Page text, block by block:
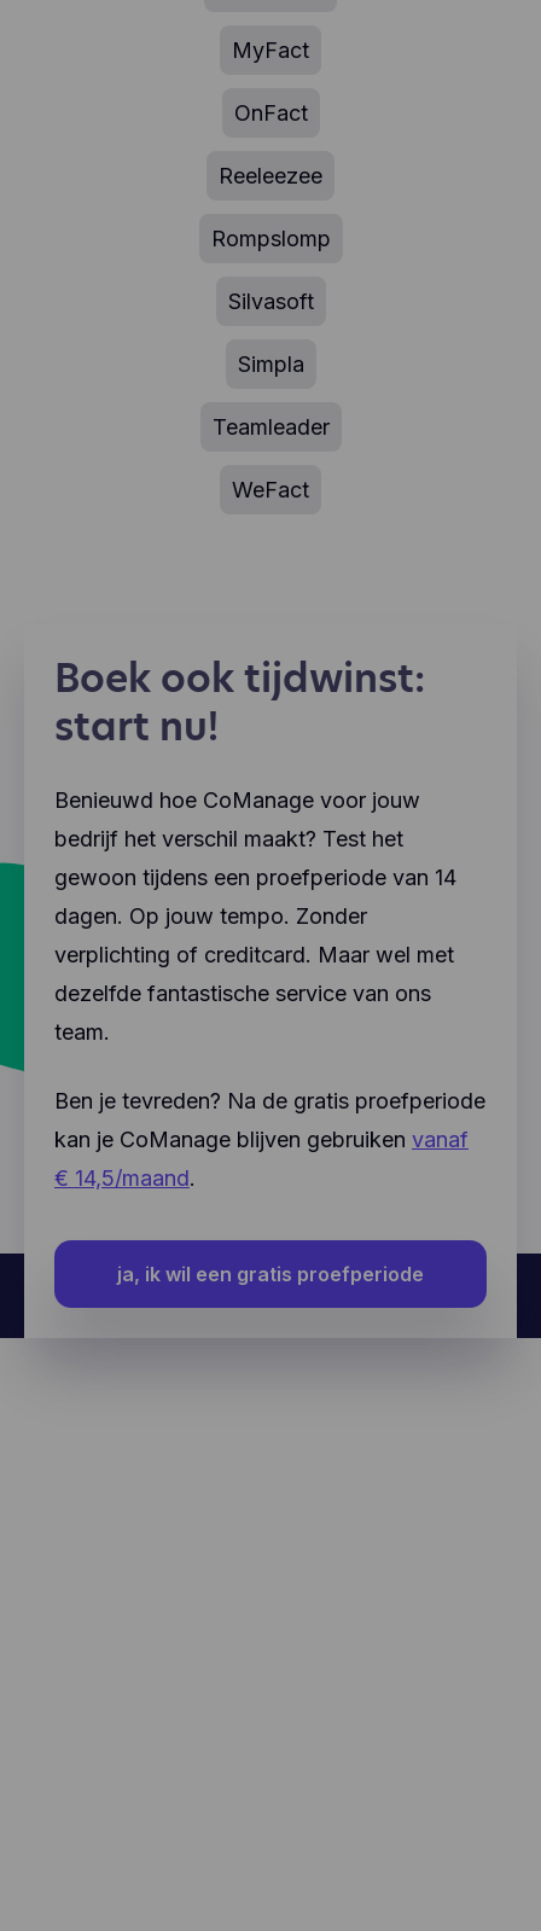
MyFact
OnFact
Reeleezee
Rompslomp
Silvasoft
Simpla
Teamleader
WeFact
Boek ook tijdwinst:
start nu!
Benieuwd hoe CoManage voor jouw
bedrijf het verschil maakt? Test het
gewoon tijdens een proefperiode van 14
dagen. Op jouw tempo. Zonder
verplichting of creditcard. Maar wel met
dezelfde fantastische service van ons
team.
Ben je tevreden? Na de gratis proefperiode
kan je CoManage blijven gebruiken vanaf
€ 14,5/maand.
ja, ik wil een gratis proefperiode